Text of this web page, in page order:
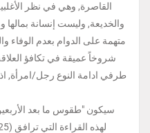
القاصرة, وهي في نظر
والخديعة, وليست إنسانة
متهمة على الدوام بعدم الوفاء
شروخاً عميقة في تكافؤ
طرفي ادامة النوع رجل/امرأة,
سيكون "طقوس ما بعد